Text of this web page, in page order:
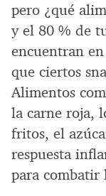
pero ¿qué
y el 80 % de
encuentran
que ciertos
Alimentos
la carne roja,
fritos, el
respuesta
para combatir